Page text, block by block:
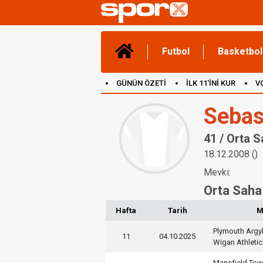
Futbol Basketbol
GÜNÜN ÖZETİ İLK 11'İNİ KUR
41 / Orta
18.12.2008 ()
Mevki:
Orta Saha
Hafta Tarih
11 04.10.2025
Plymouth
Wigan Athletic